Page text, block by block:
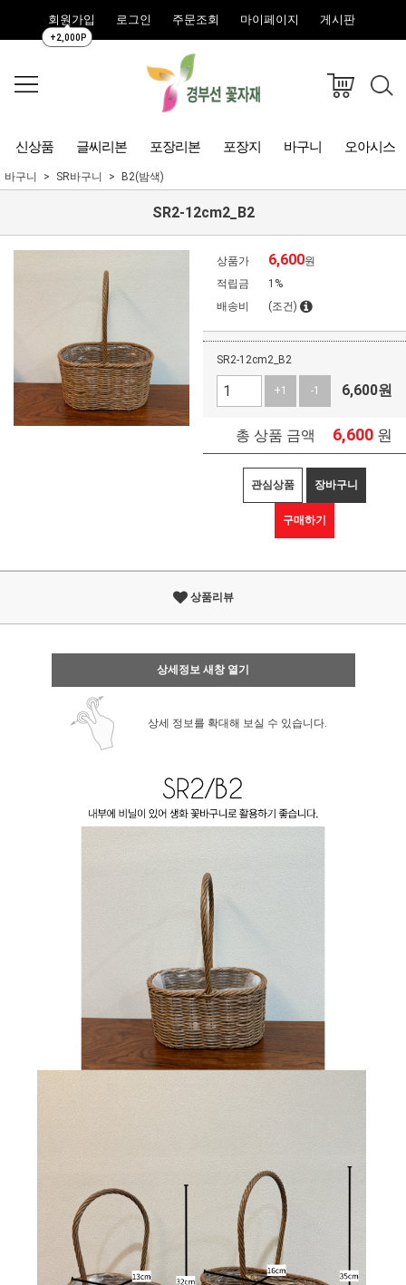
회원가입
+2,000P
로그인 주문조회 마이페이지 게시판
신상품 글씨리본 포장리본 포장지 바구니 오아시스
바구니 SR바구니 B2(밤색)
SR2-12cm2_B2
상품가 6,600원
적립금
1%
배송비
(조건)
SR2-12cm2_B2
+1 -1 6,600원
총 상품 금액 6,600 원
관심상품 장바구니
구매하기
상품리뷰
상세정보 새창 열기
상세 정보를 확대해 보실 수 있습니다.